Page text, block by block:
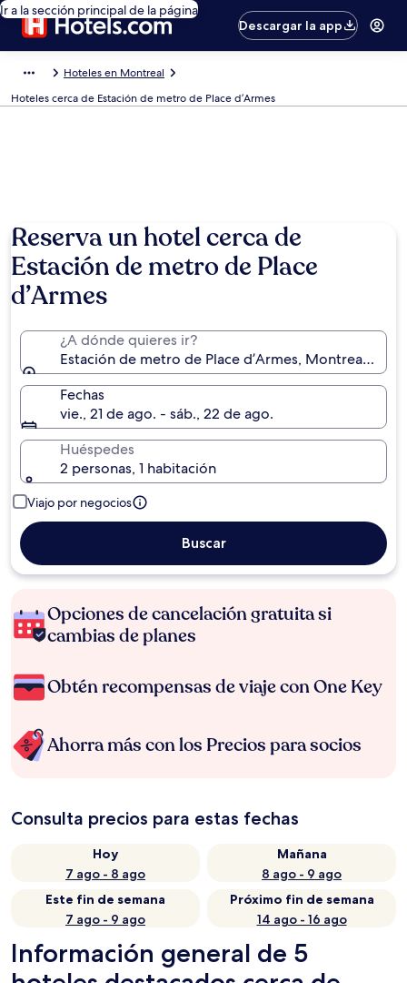
Ir a la sección principal de la página
Descargar la app
Hoteles en Montreal
Hoteles cerca de Estación de metro de Place d’Armes
Reserva un hotel cerca de
Estación de metro de Place
d’Armes
¿A dónde quieres ir?
Estación de metro de Place d’Armes, Montreal,
Fechas
vie., 21 de ago. - sáb., 22 de ago.
Huéspedes
2 personas, 1 habitación
Viajo por negocios
Buscar
Opciones de cancelación gratuita si
cambias de planes
Obtén recompensas de viaje con One Key
Ahorra más con los Precios para socios
Consulta precios para estas fechas
Hoy
7 ago - 8 ago
Mañana
8 ago - 9 ago
Este fin de semana
7 ago - 9 ago
Próximo fin de semana
14 ago - 16 ago
Información general de 5